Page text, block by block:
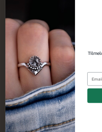
Tilmeld dig
eksklusiv tidlig
Mail